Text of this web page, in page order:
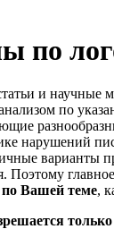
по
и научные
по
нарушений
Поэтому
Вашей теме,